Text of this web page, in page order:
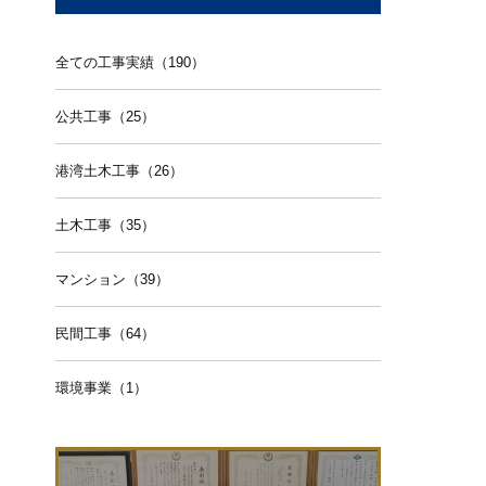
全ての工事実績（190）
公共工事（25）
港湾土木工事（26）
土木工事（35）
マンション（39）
民間工事（64）
環境事業（1）